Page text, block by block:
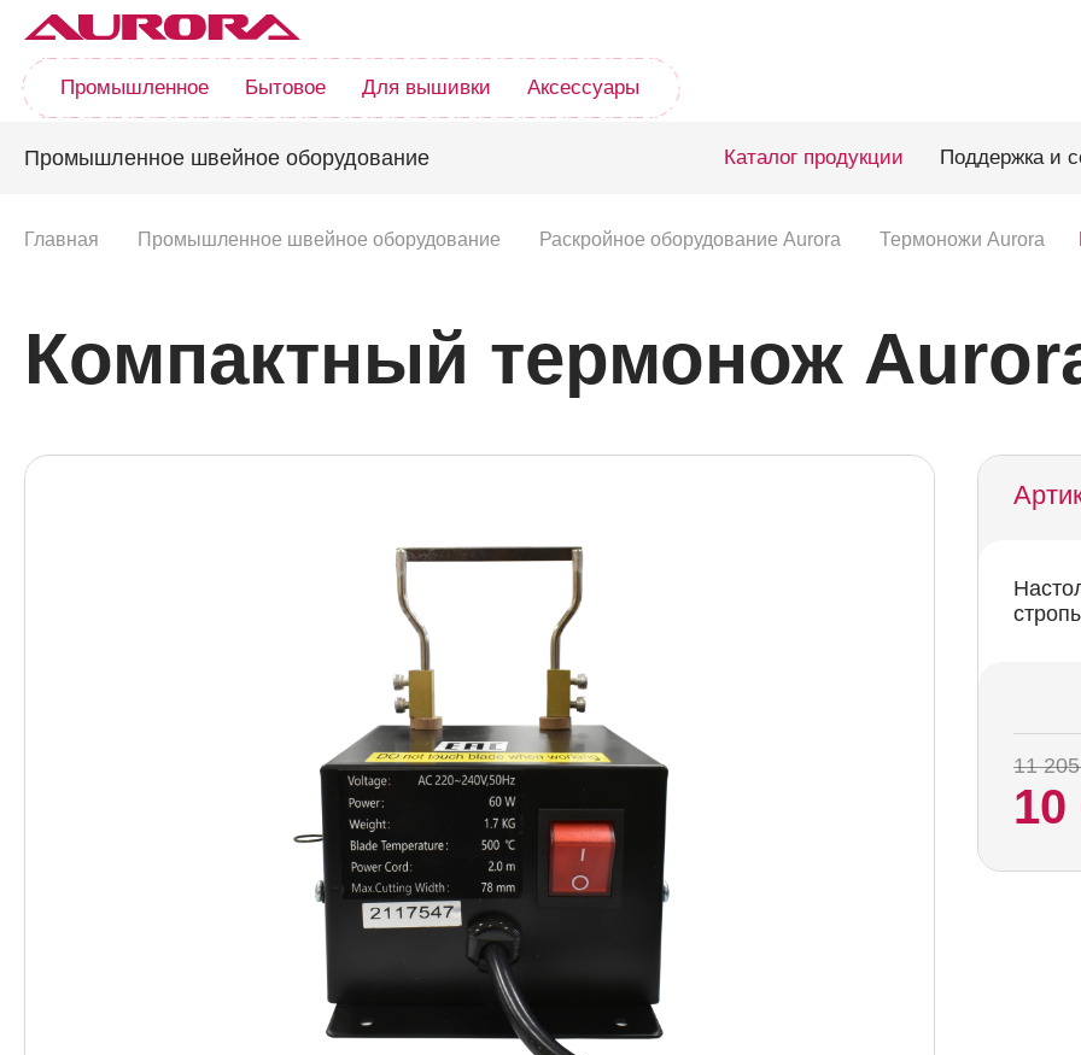
Промышленное Бытовое Для вышивки Аксессуары
Промышленное швейное оборудование Каталог продукции Поддержка и
Главная Промышленное швейное оборудование Раскройное оборудование Aurora Термоножи Aurora
Компактный термонож
11
10